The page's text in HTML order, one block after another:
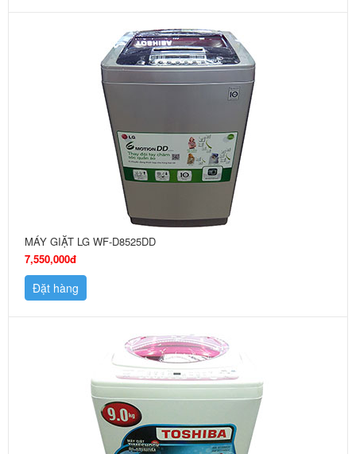
MÁY GIẶT LG WF-D8525DD
7,550,000đ
Đặt hàng